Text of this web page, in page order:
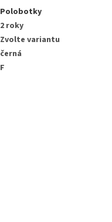
Polobotky
2 roky
Zvolte variantu
černá
F